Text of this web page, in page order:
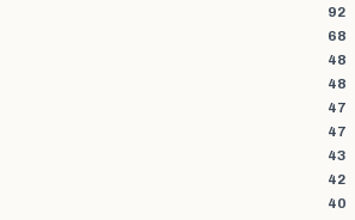
92
68
48
48
47
47
43
42
40